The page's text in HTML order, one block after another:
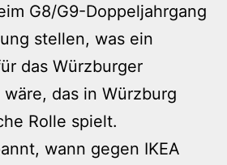
G8/G9-Doppeljahrgang
stellen, was ein
das Würzburger
das in Würzburg
Rolle spielt.
wann gegen IKEA